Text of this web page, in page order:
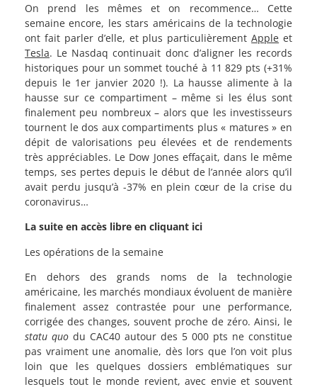
On prend les mêmes et on recommence… Cette
semaine encore, les stars américains de la technologie
ont fait parler d’elle, et plus particulièrementApple et
Tesla. Le Nasdaq continuait donc d’aligner les records
historiques pour un sommet touché à 11 829 pts (+31%
depuis le 1er janvier 2020 !). La hausse alimente à la
hausse sur ce compartiment – même si les élus sont
finalement peu nombreux – alors que les investisseurs
tournent le dos aux compartiments plus « matures » en
dépit de valorisations peu élevées et de rendements
très appréciables. Le Dow Jones effaçait, dans le même
temps, ses pertes depuis le début de l’année alors qu’il
avait perdu jusqu’à -37% en plein cœur de la crise du
coronavirus…
La suite en accès libre en cliquant ici
Les opérations de la semaine
En dehors des grands noms de la technologie
américaine, les marchés mondiaux évoluent de manière
finalement assez contrastée pour une performance,
corrigée des changes, souvent proche de zéro. Ainsi, le
statu quo du CAC40 autour des 5 000 pts ne constitue
pas vraiment une anomalie, dès lors que l’on voit plus
loin que les quelques dossiers emblématiques sur
lesquels tout le monde revient, avec envie et souvent